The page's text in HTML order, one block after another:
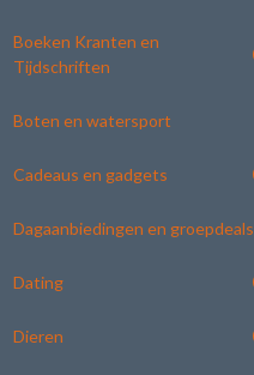
Boeken Kranten en
Tijdschriften
Boten en watersport
Cadeaus en gadgets
Dagaanbiedingen en groepdeals
Dating
Dieren